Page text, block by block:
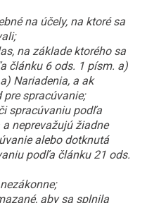
na účely, na ktoré sa
na základe ktorého sa
článku 6 ods. 1 písm. a)
Nariadenia, a ak
spracúvanie;
spracúvaniu podľa
neprevažujú žiadne
alebo dotknutá
podľa článku 21 ods.
aby sa splnila